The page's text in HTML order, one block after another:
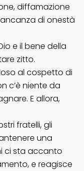
diffamazione
di onestà
e il bene della
zitto.
al cospetto di
c’è niente da
E allora,
fratelli, gli
una
ci sta accanto
e reagisce